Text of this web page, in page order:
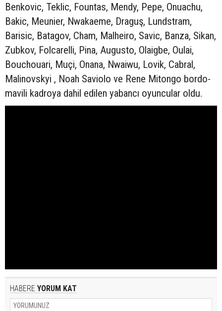
Benkovic, Teklic, Fountas, Mendy, Pepe, Onuachu,
Bakic, Meunier, Nwakaeme, Draguş, Lundstram,
Barisic, Batagov, Cham, Malheiro, Savic, Banza, Sikan,
Zubkov, Folcarelli, Pina, Augusto, Olaigbe, Oulai,
Bouchouari, Muçi, Onana, Nwaiwu, Lovik, Cabral,
Malinovskyi , Noah Saviolo ve Rene Mitongo bordo-
mavili kadroya dahil edilen yabancı oyuncular oldu.
HABERE YORUM KAT